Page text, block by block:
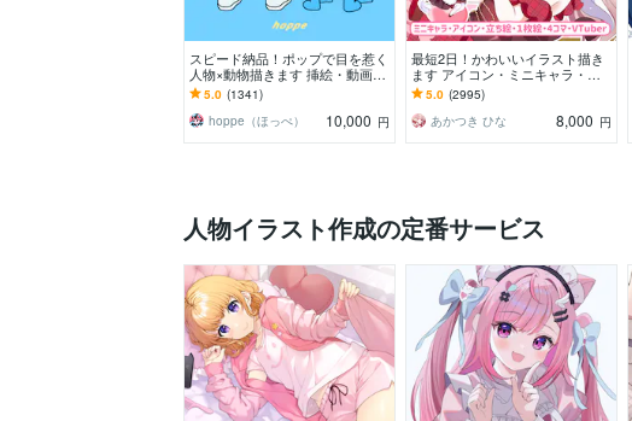
スピード納品！ポップで目を惹く
人物×動物描きます 挿絵・動画・
グッズなど鮮やかな配色で個性を
出したい方へ
5.0 (1341)
hoppe（ほっぺ）
10,000 円
最短2日！かわいいイラスト描き
ます アイコン・ミニキャラ・４
コマ・立ち絵をスピード納品しま
す！
5.0 (2995)
あかつき ひな
8,000 円
人物イラスト作成の定番サービス